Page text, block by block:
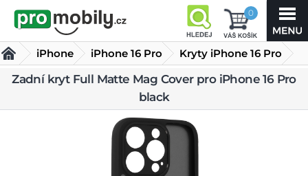
0
iPhone iPhone 16 Pro Kryty iPhone 16 Pro
Zadní kryt Full Matte Mag Cover pro iPhone 16 Pro black
Zadní kryt Full Matte Mag Cover pro iPhone 16 Pro
black